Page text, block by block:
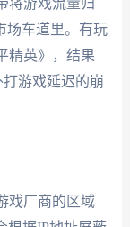
场车道里。有玩
精英》，结果
游戏延迟的崩
戏厂商的区域